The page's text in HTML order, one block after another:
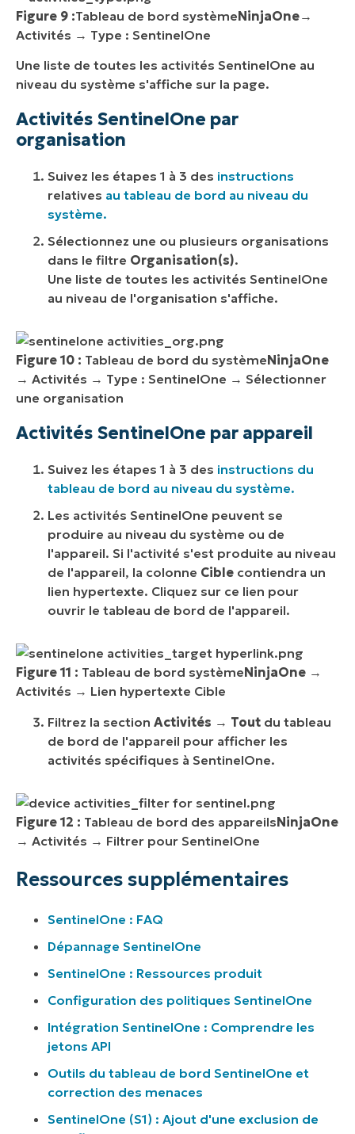
Figure 9 :Tableau de bord systèmeNinjaOne→
Activités → Type : SentinelOne
Une liste de toutes les activités SentinelOne au
niveau du système s'affiche sur la page.
Activités SentinelOne par
organisation
Suivez les étapes 1 à 3 des instructions
relatives au tableau de bord au niveau du
système.
Sélectionnez une ou plusieurs organisations
dans le filtre Organisation(s).
Une liste de toutes les activités SentinelOne
au niveau de l'organisation s'affiche.
Figure 10 : Tableau de bord du systèmeNinjaOne
→ Activités → Type : SentinelOne → Sélectionner
une organisation
Activités SentinelOne par appareil
Suivez les étapes 1 à 3 des instructions du
tableau de bord au niveau du système.
Les activités SentinelOne peuvent se
produire au niveau du système ou de
l'appareil. Si l'activité s'est produite au niveau
de l'appareil, la colonne Cible contiendra un
lien hypertexte. Cliquez sur ce lien pour
ouvrir le tableau de bord de l'appareil.
Figure 11 : Tableau de bord systèmeNinjaOne →
Activités → Lien hypertexte Cible
Filtrez la section Activités → Tout du tableau
de bord de l'appareil pour afficher les
activités spécifiques à SentinelOne.
Figure 12 : Tableau de bord des appareilsNinjaOne
→ Activités → Filtrer pour SentinelOne
Ressources supplémentaires
SentinelOne : FAQ
Dépannage SentinelOne
SentinelOne : Ressources produit
Configuration des politiques SentinelOne
Intégration SentinelOne : Comprendre les
jetons API
Outils du tableau de bord SentinelOne et
correction des menaces
SentinelOne (S1) : Ajout d'une exclusion de